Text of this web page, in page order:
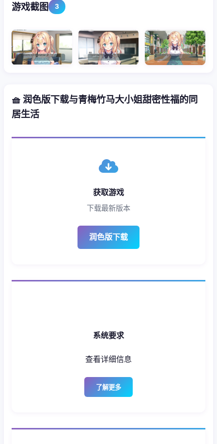
游戏截图 3
🧺 润色版下载与青梅竹马大小姐甜密性福的同
居生活
获取游戏
下载最新版本
润色版下载
系统要求
查看详细信息
了解更多